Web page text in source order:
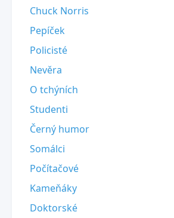
Chuck Norris
Pepíček
Policisté
Nevěra
O tchýních
Studenti
Černý humor
Somálci
Počítačové
Kameňáky
Doktorské